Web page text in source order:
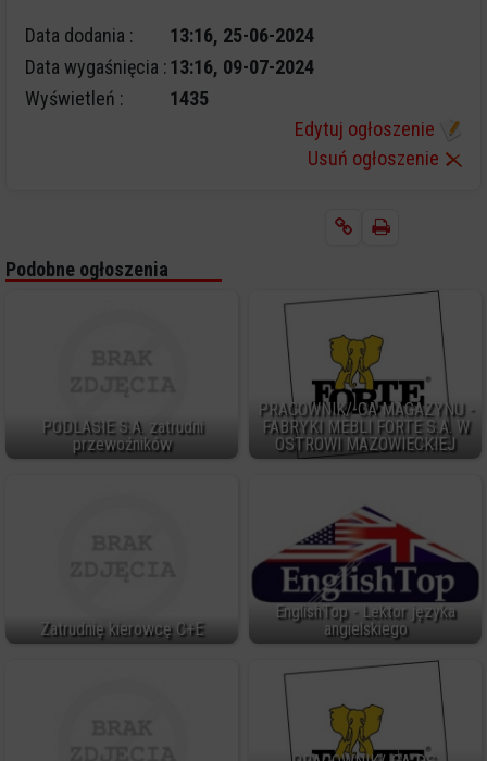
Data dodania :
13:16, 25-06-2024
Data wygaśnięcia :13:16, 09-07-2024
Wyświetleń :
1435
Edytuj ogłoszenie
Usuń ogłoszenie
Podobne ogłoszenia
PODLASIE S.A. zatrudni
przewoźników
PRACOWNIK/-CA MAGAZYNU -
FABRYKI MEBLI FORTE S.A. W
OSTROWI MAZOWIECKIEJ
Zatrudnię kierowcę C+E
EnglishTop - Lektor języka
angielskiego